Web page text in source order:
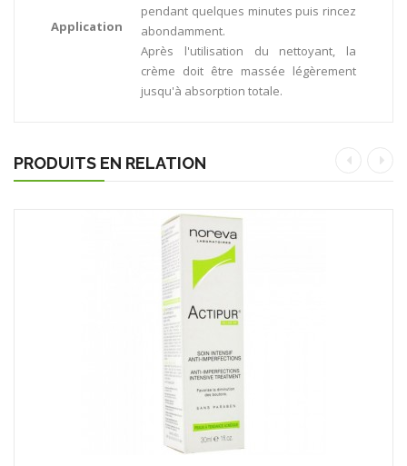
Application
pendant quelques minutes puis rincez
abondamment.
Après l'utilisation du nettoyant, la
crème doit être massée légèrement
jusqu'à absorption totale.
PRODUITS EN RELATION